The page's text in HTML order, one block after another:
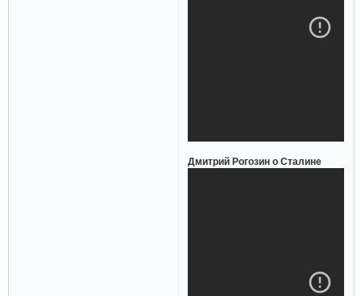
Дмитрий Рогозин о Сталине